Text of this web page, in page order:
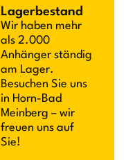
Lagerbestand
Wir haben mehr
als 2.000
Anhänger ständig
am Lager.
Besuchen Sie uns
in Horn-Bad
Meinberg – wir
freuen uns auf
Sie!